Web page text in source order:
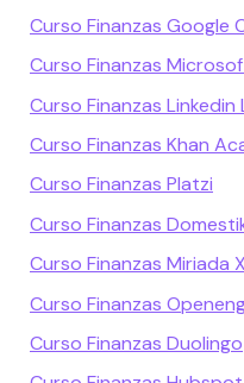
Curso Finanzas Google
Curso Finanzas
Curso Finanzas Linkedin
Curso Finanzas Khan
Curso Finanzas Platzi
Curso Finanzas
Curso Finanzas Miriada X
Curso Finanzas
Curso Finanzas Duolingo